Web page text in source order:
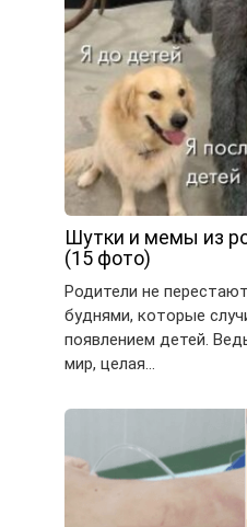
Шутки и мемы из
(15 фото)
Родители не
буднями, которые
появлением детей.
мир, целая…